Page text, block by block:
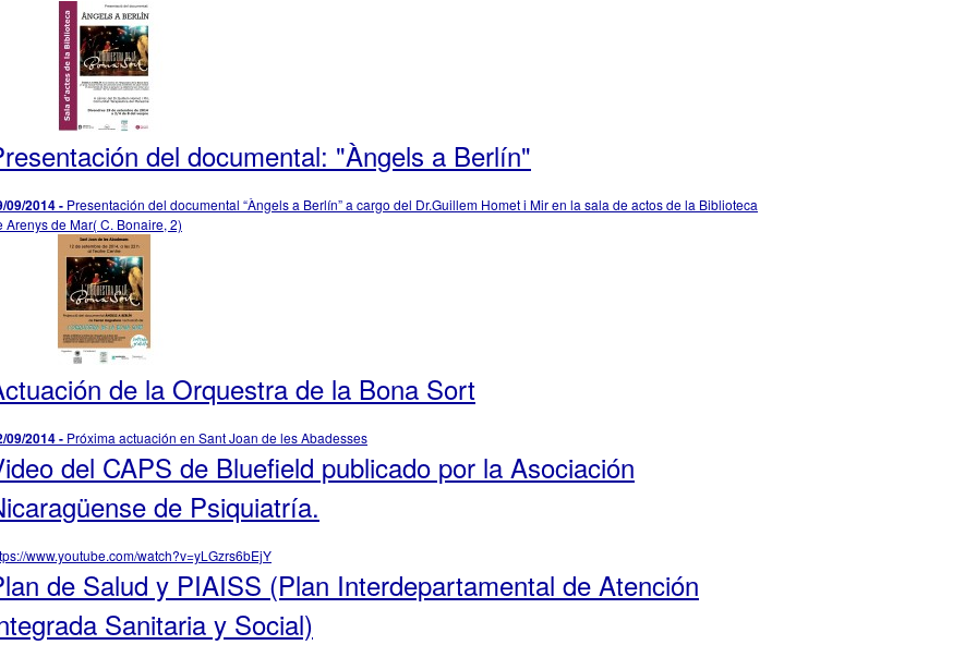
del documental: "Àngels a Berlín"
09/2014 - Presentación del documental “Àngels a Berlín” a cargo del Dr.Guillem Homet i Mir en la sala de actos de la Biblioteca
Arenys de Mar( C. Bonaire, 2)
de la Orquestra de la Bona Sort
09/2014 - Próxima actuación en Sant Joan de les Abadesses
del CAPS de Bluefield publicado por la Asociación
de Psiquiatría.
www.youtube.com/watch?v=yLGzrs6bEjY
de Salud y PIAISS (Plan Interdepartamental de Atención
Sanitaria y Social)